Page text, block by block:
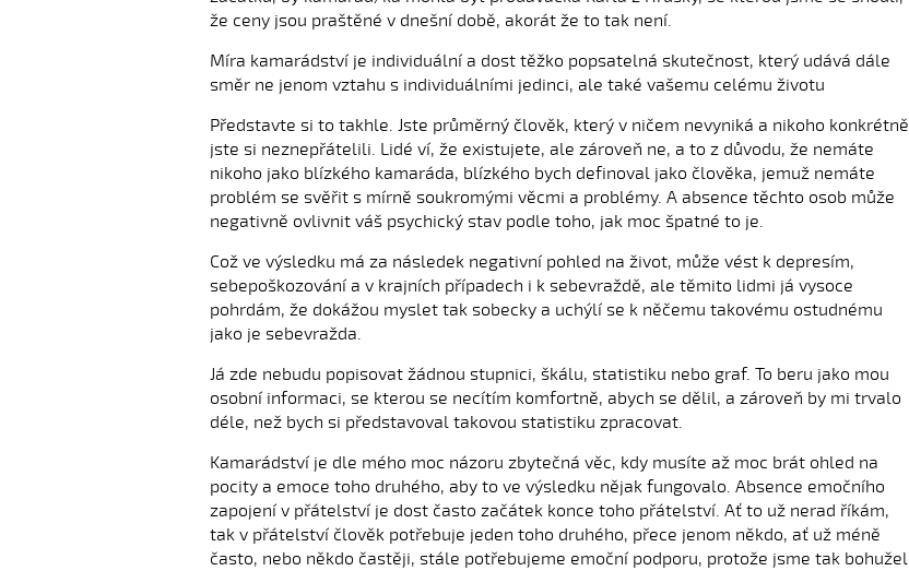
že ceny jsou praštěné v dnešní době, akorát že to tak není.
Míra kamarádství je individuální a dost těžko popsatelná skutečnost, který udává dále
směr ne jenom vztahu s individuálními jedinci, ale také vašemu celému životu
Představte si to takhle. Jste průměrný člověk, který v ničem nevyniká a nikoho konkrétně
jste si neznepřátelili. Lidé ví, že existujete, ale zároveň ne, a to z důvodu, že nemáte
nikoho jako blízkého kamaráda, blízkého bych definoval jako člověka, jemuž nemáte
problém se svěřit s mírně soukromými věcmi a problémy. A absence těchto osob může
negativně ovlivnit váš psychický stav podle toho, jak moc špatné to je.
Což ve výsledku má za následek negativní pohled na život, může vést k depresím,
sebepoškozování a v krajních případech i k sebevraždě, ale těmito lidmi já vysoce
pohrdám, že dokážou myslet tak sobecky a uchýlí se k něčemu takovému ostudnému
jako je sebevražda.
Já zde nebudu popisovat žádnou stupnici, škálu, statistiku nebo graf. To beru jako mou
osobní informaci, se kterou se necítím komfortně, abych se dělil, a zároveň by mi trvalo
déle, než bych si představoval takovou statistiku zpracovat.
Kamarádství je dle mého moc názoru zbytečná věc, kdy musíte až moc brát ohled na
pocity a emoce toho druhého, aby to ve výsledku nějak fungovalo. Absence emočního
zapojení v přátelství je dost často začátek konce toho přátelství. Ať to už nerad říkám,
tak v přátelství člověk potřebuje jeden toho druhého, přece jenom někdo, ať už méně
často, nebo někdo častěji, stále potřebujeme emoční podporu, protože jsme tak bohužel